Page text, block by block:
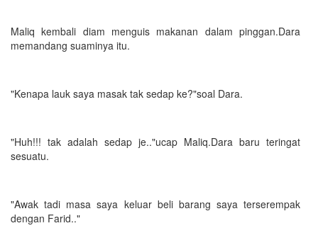
Maliq kembali diam menguis makanan dalam pinggan.Dara
memandang suaminya itu.
"Kenapa lauk saya masak tak sedap ke?"soal Dara.
"Huh!!! tak adalah sedap je.."ucap Maliq.Dara baru teringat
sesuatu.
"Awak tadi masa saya keluar beli barang saya terserempak
dengan Farid.."